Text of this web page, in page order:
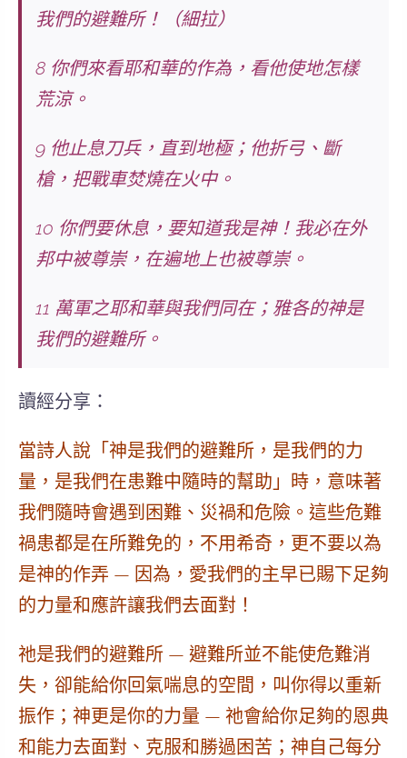
我們的避難所！
（細拉）
8 你們來看耶和華的作為，看他使地怎樣
荒涼。
9 他止息刀兵，直到地極；他折弓、斷
槍，把戰車焚燒在火中。
10 你們要休息，要知道我是神！我必在外
邦中被尊崇，在遍地上也被尊崇。
11 萬軍之耶和華與我們同在；雅各的神是
我們的避難所。
讀經分享：
當詩人說「神是我們的避難所，是我們的力
量 ，是我們在患難中隨時的幫助 」時，意味著
我們 隨時會遇到困難、災禍和危險。這些危難
禍患都是在所難免的，不用希奇，更不要以為
是神的作弄 — 因為，愛我們的主早已賜下足夠
的力量和應許讓我們去面對！
祂是我們的避難所— 避難所並不能使危難消
失，卻能給你回氣喘息的空間，叫你得以重新
振作；神更是你的力量 — 祂會給你足夠的恩典
和能力去面對、克服和勝過困苦；神自己每分